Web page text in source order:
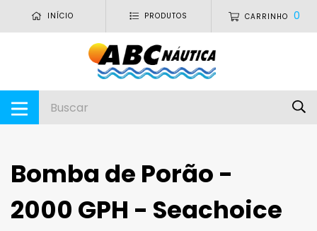
INÍCIO PRODUTOS CARRINHO 0
Bomba de Porão -
2000 GPH - Seachoice